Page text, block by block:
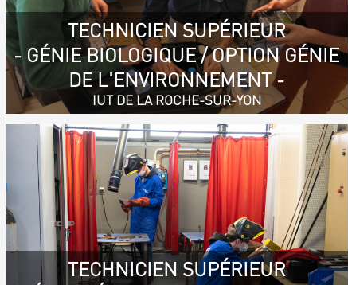
TECHNICIEN SUPÉRIEUR
- GÉNIE BIOLOGIQUE / OPTION GÉNIE
DE L'ENVIRONNEMENT -
IUT DE LA ROCHE-SUR-YON
TECHNICIEN SUPÉRIEUR